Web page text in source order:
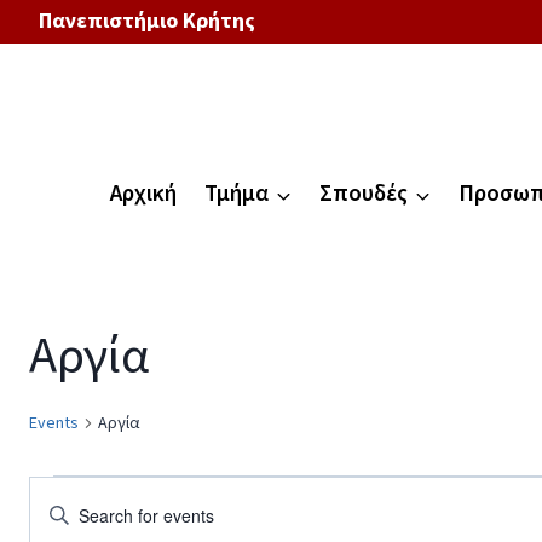
Πανεπιστήμιο Κρήτης
Αρχική Τμήμα Σπουδές
Αργία
Events Αργία
Events
Enter